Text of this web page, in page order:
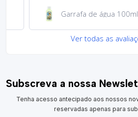
Garrafa de água 100ml
Ver todas as
Subscreva a nossa
Tenha acesso antecipado aos nossos
reservadas apenas para